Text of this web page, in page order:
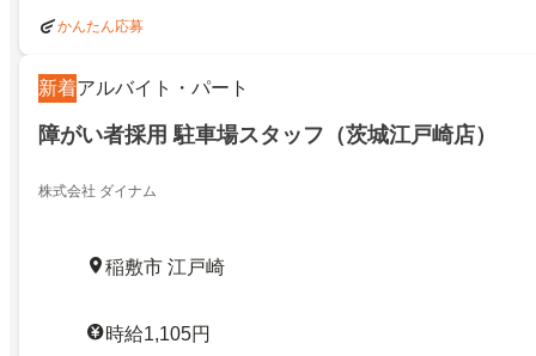
かんたん応募
新着アルバイト・パート
障がい者採用 駐車場スタッフ（茨城江戸崎店）
株式会社 ダイナム
稲敷市 江戸崎
時給1,105円